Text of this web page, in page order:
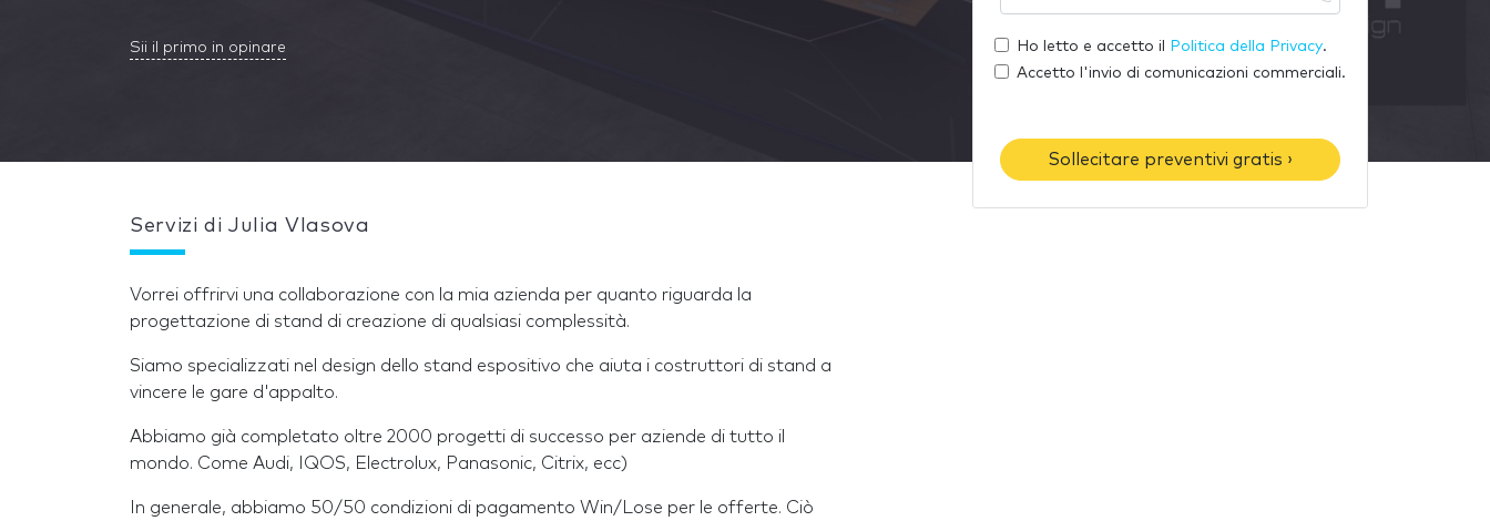
Sii il primo in opinare
m
e
e
-
i
l
t
u
e
l
Ho letto e accetto il Politica della Privacy.
Accetto l'invio di comunicazioni commerciali.
Sollecitare preventivi gratis ›
Servizi di Julia Vlasova
Vorrei offrirvi una collaborazione con la mia azienda per quanto riguarda la
progettazione di stand di creazione di qualsiasi complessità.
Siamo specializzati nel design dello stand espositivo che aiuta i costruttori di stand a
vincere le gare d'appalto.
Abbiamo già completato oltre 2000 progetti di successo per aziende di tutto il
mondo. Come Audi, IQOS, Electrolux, Panasonic, Citrix, ecc)
In generale, abbiamo 50/50 condizioni di pagamento Win/Lose per le offerte. Ciò